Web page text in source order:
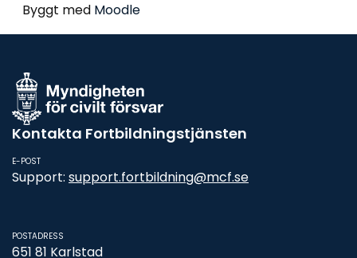
Byggt med Moodle
Kontakta Fortbildningstjänsten
E-POST
Support: support.fortbildning@mcf.se
POSTADRESS
651 81 Karlstad